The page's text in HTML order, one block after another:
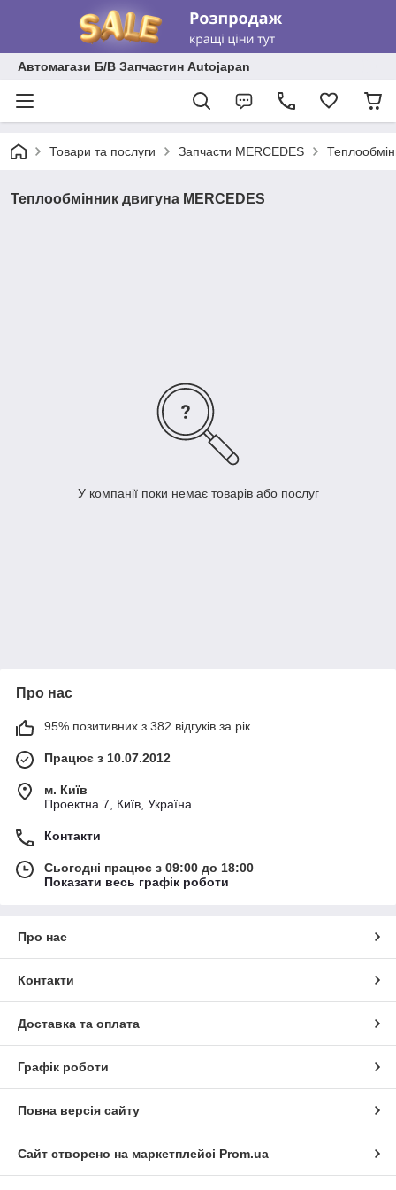
Автомагази Б/В Запчастин Autojapan
Товари та послуги Запчасти MERCEDES
Теплообмінник двигуна MERCEDES
У компанії поки немає товарів або послуг
Про нас
95% позитивних з 382 відгуків за рік
Працює з 10.07.2012
м. Київ
Проектна 7, Київ, Україна
Контакти
Сьогодні працює з 09:00 до 18:00
Показати весь графік роботи
Про нас
Контакти
Доставка та оплата
Графік роботи
Повна версія сайту
Сайт створено на маркетплейсі Prom.ua